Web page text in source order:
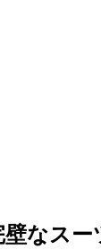
なスー